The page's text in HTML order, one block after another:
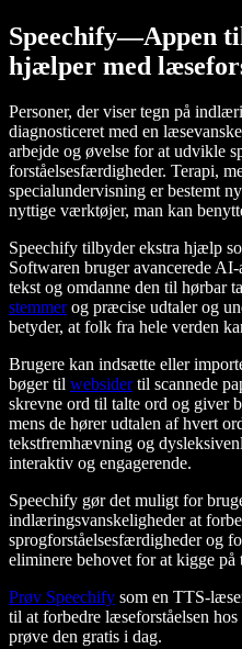
Speechify—Appen
hjælper med
Personer, der viser tegn på
diagnosticeret med en
arbejde og øvelse for at udvikle
forståelsesfærdigheder. Terapi,
specialundervisning er bestemt
nyttige værktøjer, man kan
Speechify tilbyder ekstra hjælp
Softwaren bruger avancerede
tekst og omdanne den til hørbar
stemmerog præcise udtaler og
betyder, at folk fra hele verden
Brugere kan indsætte eller
bøger til websidertil scannede
skrevne ord til talte ord og giver
mens de hører udtalen af hvert
tekstfremhævning og
interaktiv og engagerende.
Speechify gør det muligt for
indlæringsvanskeligheder at
sprogforståelsesfærdigheder og
eliminere behovet for at kigge på
Prøv Speechify som en TTS-
til at forbedre læseforståelsen
prøve den gratis i dag.